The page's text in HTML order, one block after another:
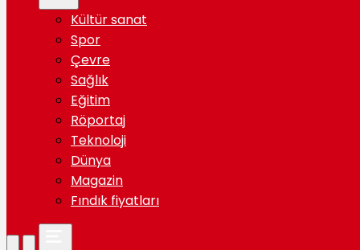
Kültür sanat
Spor
Çevre
Sağlık
Eğitim
Röportaj
Teknoloji
Dünya
Magazin
Fındık fiyatları